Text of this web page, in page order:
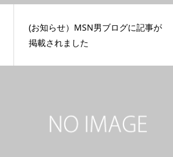
(お知らせ）MSN男ブログに記事が
掲載されました